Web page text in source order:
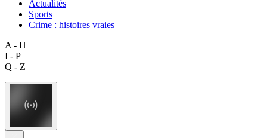
Actualités
Sports
Crime : histoires vraies
A - H
I - P
Q - Z